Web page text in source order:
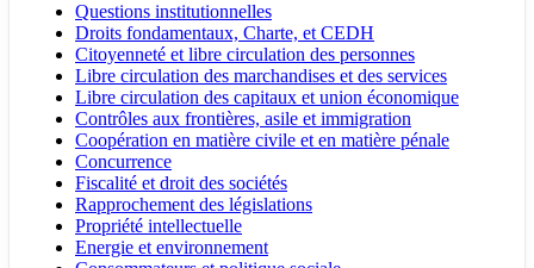
Questions institutionnelles
Droits fondamentaux, Charte, et CEDH
Citoyenneté et libre circulation des personnes
Libre circulation des marchandises et des services
Libre circulation des capitaux et union économique
Contrôles aux frontières, asile et immigration
Coopération en matière civile et en matière pénale
Concurrence
Fiscalité et droit des sociétés
Rapprochement des législations
Propriété intellectuelle
Energie et environnement